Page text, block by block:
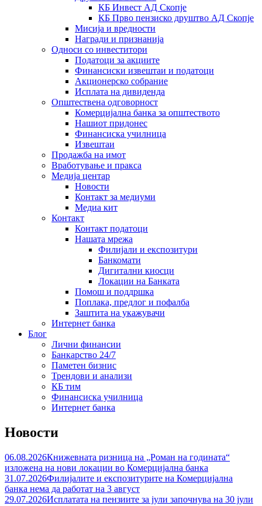
КБ Инвест АД Скопје
КБ Прво пензиско друштво АД Скопје
Мисија и вредности
Награди и признанија
Односи со инвеститори
Податоци за акциите
Финансиски извештаи и податоци
Акционерско собрание
Исплата на дивиденда
Општествена одговорност
Комерцијална банка за општеството
Нашиот придонес
Финансиска училница
Извештаи
Продажба на имот
Вработување и пракса
Медија центар
Новости
Контакт за медиуми
Медиа кит
Контакт
Контакт податоци
Нашата мрежа
Филијали и експозитури
Банкомати
Дигитални киосци
Локации на Банката
Помош и поддршка
Поплака, предлог и пофалба
Заштита на укажувачи
Интернет банка
Блог
Лични финансии
Банкарство 24/7
Паметен бизнис
Трендови и анализи
КБ тим
Финансиска училница
Интернет банка
Новости
06.08.2026Книжевната ризница на „Роман на годината“
изложена на нови локации во Комерцијална банка
31.07.2026Филијалите и експозитурите на Комерцијална
банка нема да работат на 3 август
29.07.2026Исплатата на пензиите за јули започнува на 30 јули